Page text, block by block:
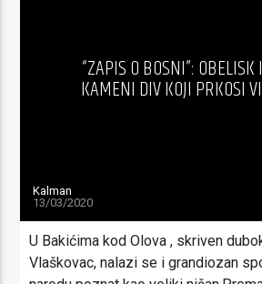
“ZAPIS O BOSNI”: OBELISK
KAMENI DIV KOJI PRKOSI
Kalman
13/03/2020
U Bakićima kod Olova , skriven
Vlaškovac, nalazi se i grandiozan